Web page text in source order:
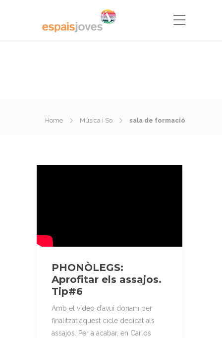
Home Música i So sala de formació
PHONÒLEGS:
Aprofitar els assajos.
Tip#6
Amb el vídeo d’avui donam per
finalitzat aquest cicle dedicat als
assajos. Per a acabar, en Carlos